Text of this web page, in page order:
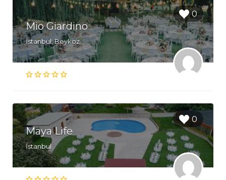
0
Mio Giardino
İstanbul, Beykoz
0
Maya Life
İstanbul